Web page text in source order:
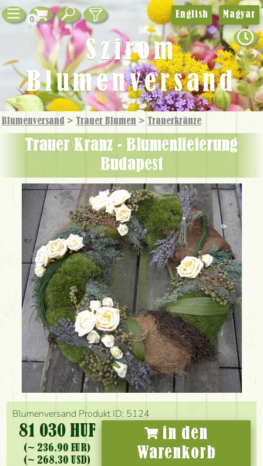
0
Blumenversand > Trauer Blumen > Trauer­kränze
Trauer Kranz - Blumenlieferung
Budapest
Blumenversand Produkt ID: 5124
81 030 HUF
(~ 236.90 EUR)
(~ 268.30 USD)
in den
Warenkorb
English Magyar
Szirom
Blumenversand